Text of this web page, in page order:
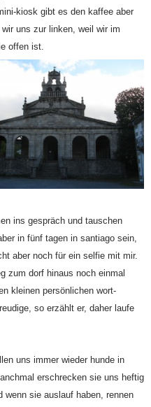
kiosk gibt es den kaffee aber
uns zur linken, weil wir im
offen ist.
ins gespräch und tauschen
in fünf tagen in santiago sein,
aber noch für ein selfie mit mir.
zum dorf hinaus noch einmal
kleinen persönlichen wort-
so erzählt er, daher laufe
uns immer wieder hunde in
erschrecken sie uns heftig
sie auslauf haben, rennen